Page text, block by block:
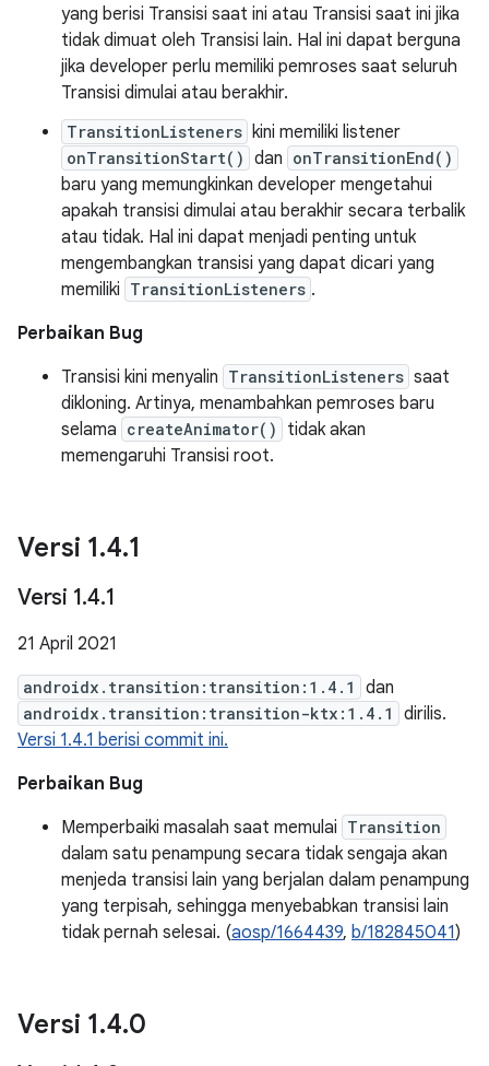
yang berisi Transisi saat ini atau Transisi saat ini jika
tidak dimuat oleh Transisi lain. Hal ini dapat berguna
jika developer perlu memiliki pemroses saat seluruh
Transisi dimulai atau berakhir.
TransitionListeners kini memiliki listener
onTransitionStart() dan onTransitionEnd()
baru yang memungkinkan developer mengetahui
apakah transisi dimulai atau berakhir secara terbalik
atau tidak. Hal ini dapat menjadi penting untuk
mengembangkan transisi yang dapat dicari yang
memiliki TransitionListeners .
Perbaikan Bug
Transisi kini menyalin TransitionListeners saat
dikloning. Artinya, menambahkan pemroses baru
selama createAnimator()
tidak akan
memengaruhi Transisi root.
Versi 1.4.1
Versi 1.4.1
21 April 2021
androidx.transition:transition:1.4.1 dan
androidx.transition:transition-ktx:1.4.1
dirilis.
Versi 1.4.1 berisi commit ini.
Perbaikan Bug
Memperbaiki masalah saat memulai Transition
dalam satu penampung secara tidak sengaja akan
menjeda transisi lain yang berjalan dalam penampung
yang terpisah, sehingga menyebabkan transisi lain
tidak pernah selesai. (aosp/1664439, b/182845041)
Versi 1.4.0